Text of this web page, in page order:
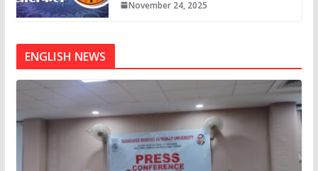
November 24, 2025
ENGLISH NEWS